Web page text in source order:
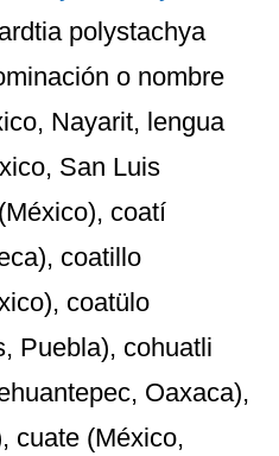
polystachya
o nombre
Nayarit, lengua
San Luis
coatí
coatillo
coatülo
Puebla), cohuatli
Oaxaca),
cuate (México,